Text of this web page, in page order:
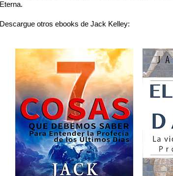
Eterna.
Descargue otros ebooks de Jack Kelley: